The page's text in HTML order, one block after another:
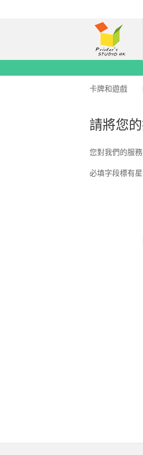
請將您
您對我們的服
必填字段標有
卡牌和遊戲